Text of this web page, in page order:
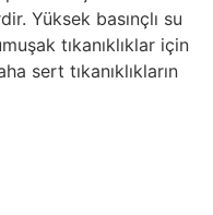
Yüksek basınçlı su
tıkanıklıklar için
sert tıkanıklıkların